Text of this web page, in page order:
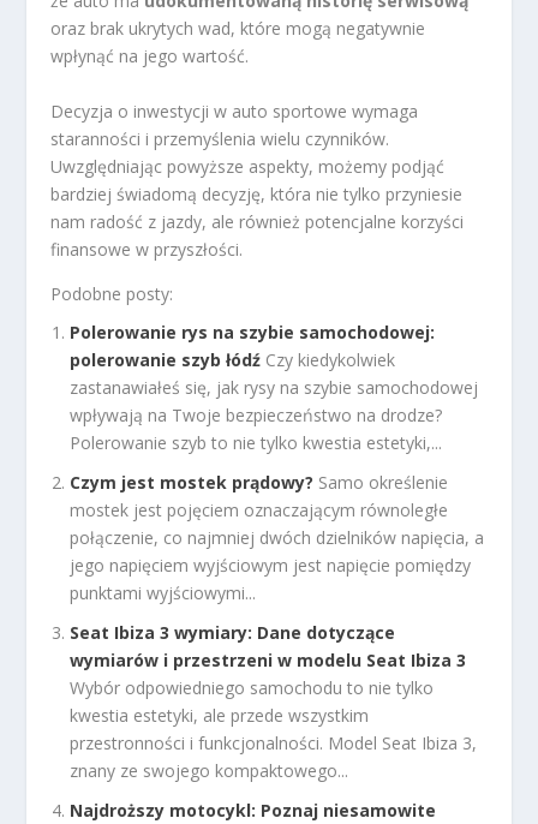
oraz brak ukrytych wad, które mogą negatywnie
wpłynąć na jego wartość.
Decyzja o inwestycji w auto sportowe wymaga
staranności i przemyślenia wielu czynników.
Uwzględniając powyższe aspekty, możemy podjąć
bardziej świadomą decyzję, która nie tylko przyniesie
nam radość z jazdy, ale również potencjalne korzyści
finansowe w przyszłości.
Podobne posty:
Polerowanie rys na szybie samochodowej:
polerowanie szyb łódź Czy kiedykolwiek
zastanawiałeś się, jak rysy na szybie samochodowej
wpływają na Twoje bezpieczeństwo na drodze?
Polerowanie szyb to nie tylko kwestia estetyki,...
Czym jest mostek prądowy? Samo określenie
mostek jest pojęciem oznaczającym równoległe
połączenie, co najmniej dwóch dzielników napięcia, a
jego napięciem wyjściowym jest napięcie pomiędzy
punktami wyjściowymi...
Seat Ibiza 3 wymiary: Dane dotyczące
wymiarów i przestrzeni w modelu Seat Ibiza 3
Wybór odpowiedniego samochodu to nie tylko
kwestia estetyki, ale przede wszystkim
przestronności i funkcjonalności. Model Seat Ibiza 3,
znany ze swojego kompaktowego...
Najdroższy motocykl: Poznaj niesamowite